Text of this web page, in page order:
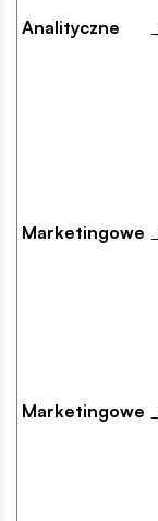
Analityczne
Marketingowe
Marketingowe